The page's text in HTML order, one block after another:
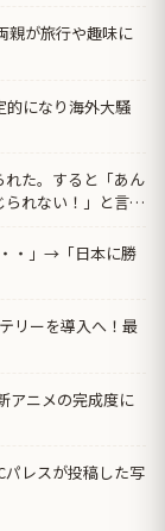
親が旅行や趣味に
的になり海外大騒
た。すると「あん
れない！」と言い
・」→「日本に勝
リーを導入へ！最
アニメの完成度に
レスが投稿した写